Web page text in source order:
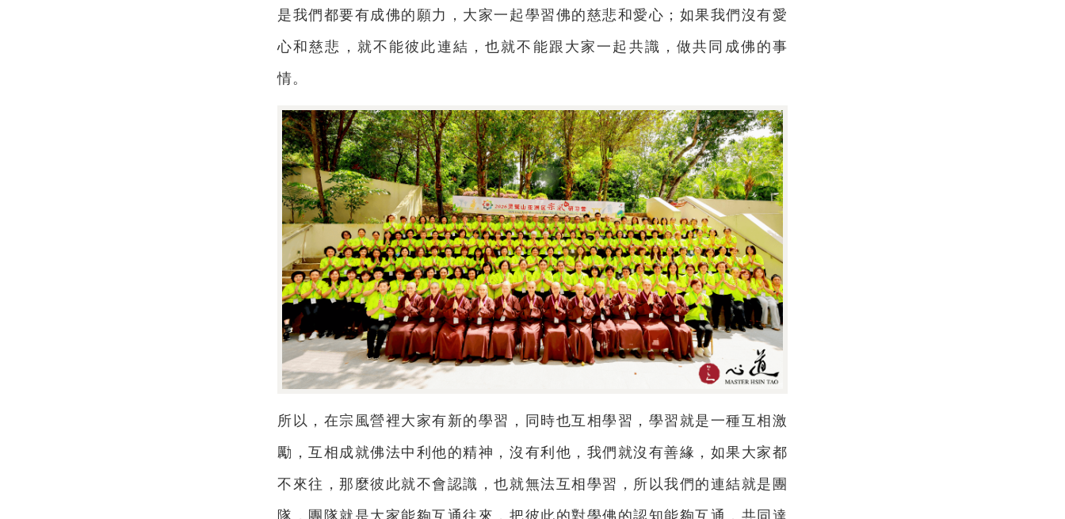
是我們都要有成佛的願力，大家一起學習佛的慈悲和愛心；如果我們沒有愛
心和慈悲，就不能彼此連結，也就不能跟大家一起共識，做共同成佛的事
情。
所以，在宗風營裡大家有新的學習，同時也互相學習，學習就是一種互相激
勵，互相成就佛法中利他的精神，沒有利他，我們就沒有善緣，如果大家都
不來往，那麼彼此就不會認識，也就無法互相學習，所以我們的連結就是團
隊，團隊就是大家能夠互通往來，把彼此的對學佛的認知能夠互通，共同達